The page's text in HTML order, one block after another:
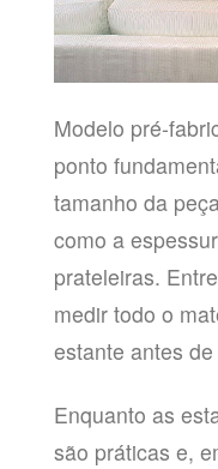
Modelo pré-
ponto
tamanho da
como a
prateleiras.
medir todo o
estante antes
Enquanto as
são práticas e,